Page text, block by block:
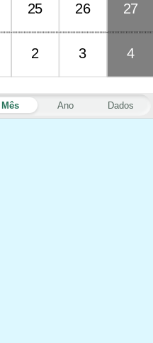
Mês Ano Dados
25 26 27
2 3 4